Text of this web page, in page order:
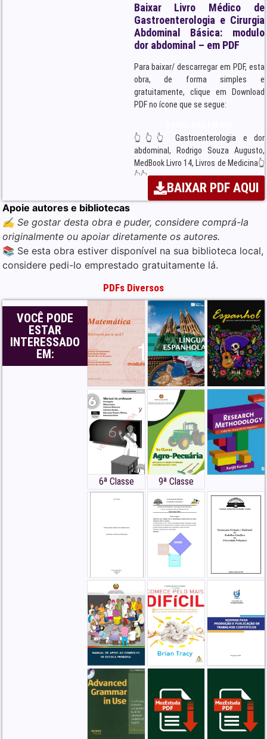
Baixar Livro Médico de
Gastroenterologia e Cirurgia
Abdominal Básica: modulo
dor abdominal – em PDF
Para baixar/ descarregar em PDF, esta
obra, de forma simples e
gratuitamente, clique em Download
PDF no ícone que se segue:
👆👆👆 Gastroenterologia e dor
abdominal, Rodrigo Souza Augusto,
MedBook Livro 14, Livros de Medicina👆
👆👆
Livros Relacionados
BAIXAR PDF AQUI
Apoie autores e bibliotecas
✍️ Se gostar desta obra e puder, considere comprá-la
originalmente ou apoiar diretamente os autores.
📚 Se esta obra estiver disponível na sua biblioteca local,
considere pedi-lo emprestado gratuitamente lá.
PDFs Diversos
VOCÊ PODE
ESTAR
INTERESSADO
EM:
6ª Classe 9ª Classe